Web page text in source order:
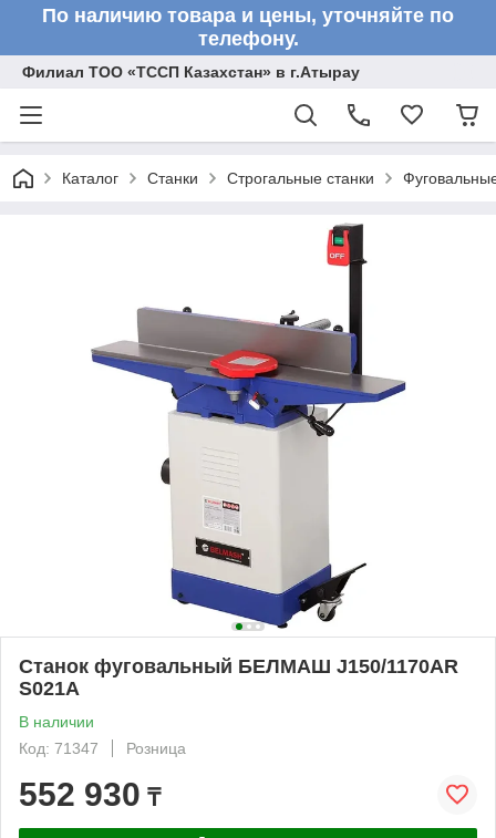
По наличию товара и цены, уточняйте по
телефону.
Филиал ТОО «ТССП Казахстан» в г.Атырау
Каталог Станки Строгальные станки
Станок фуговальный БЕЛМАШ J150/1170AR
S021A
В наличии
Код: 71347
Розница
552 930 ₸